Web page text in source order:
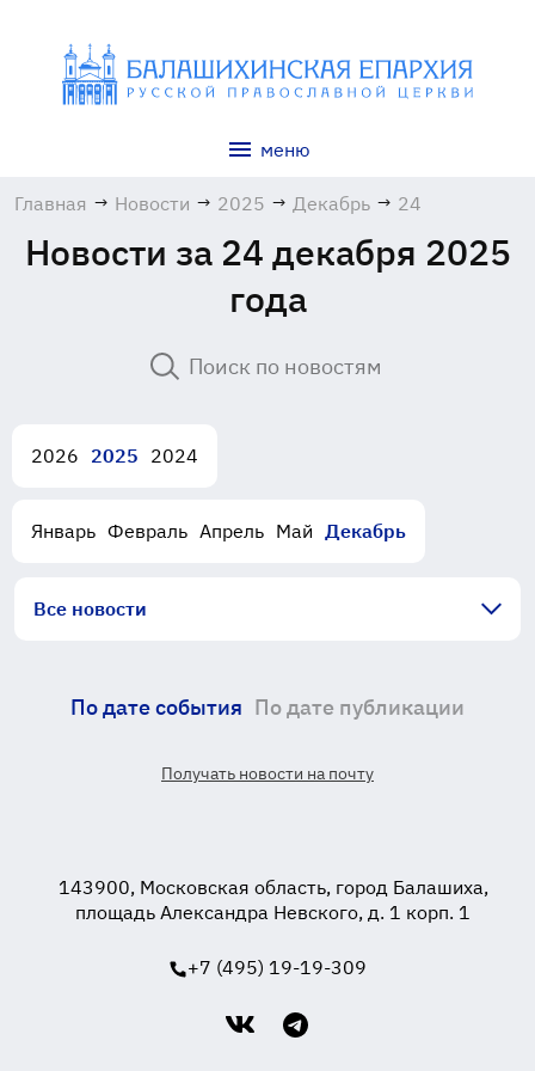
меню
Главная → Новости → 2025 → Декабрь → 24
Новости за 24 декабря 2025
года
2026 2025 2024
Январь Февраль Апрель Май Декабрь
Все новости
По дате события По дате публикации
Получать новости на почту
143900, Московская область, город Балашиха,
площадь Александра Невского, д. 1 корп. 1
+7 (495) 19-19-309